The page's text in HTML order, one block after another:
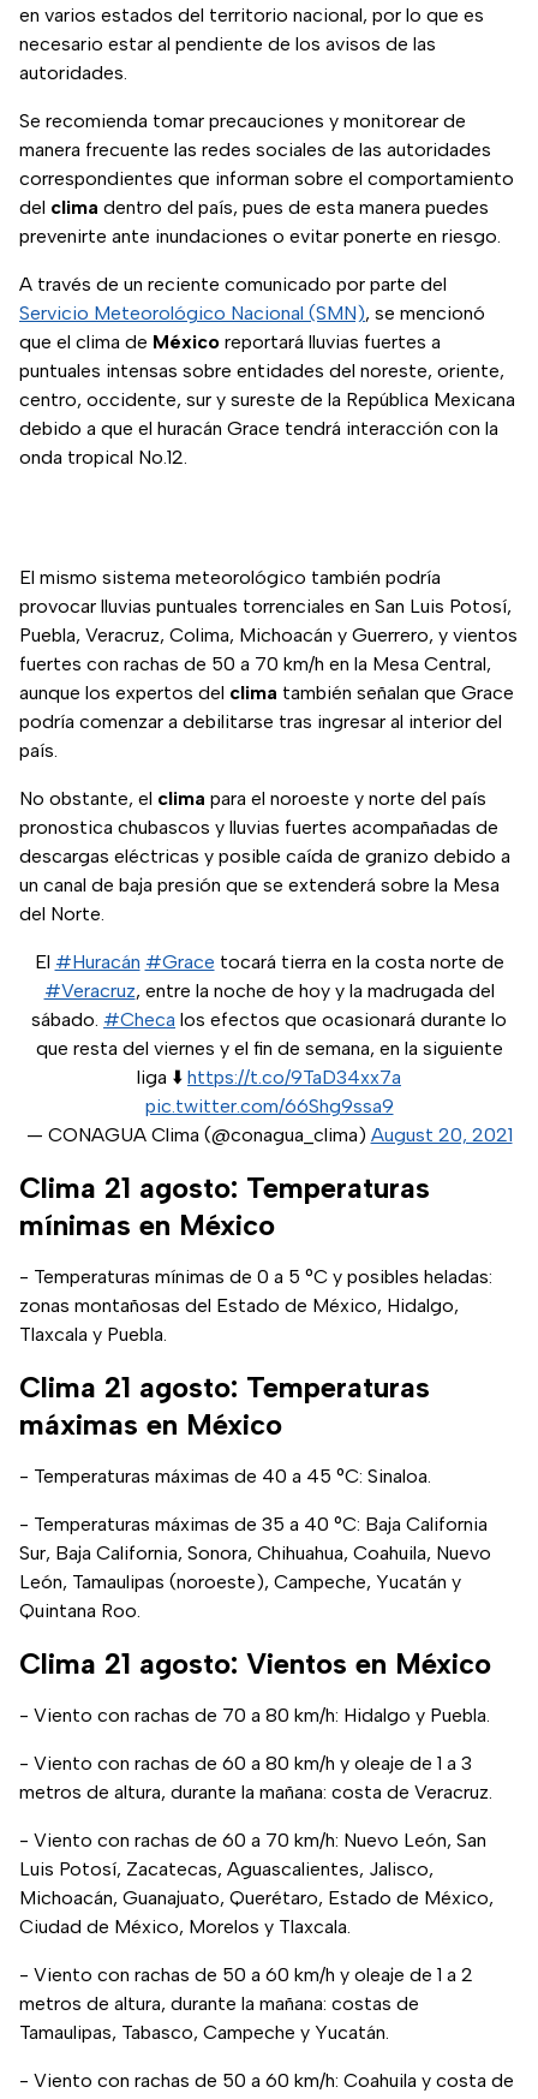
en varios estados del territorio nacional, por lo que es
necesario estar al pendiente de los avisos de las
autoridades.
Se recomienda tomar precauciones y monitorear de
manera frecuente las redes sociales de las autoridades
correspondientes que informan sobre el comportamiento
del clima dentro del país, pues de esta manera puedes
prevenirte ante inundaciones o evitar ponerte en riesgo.
A través de un reciente comunicado por parte del
Servicio Meteorológico Nacional (SMN), se mencionó
que el clima de México reportará lluvias fuertes a
puntuales intensas sobre entidades del noreste, oriente,
centro, occidente, sur y sureste de la República Mexicana
debido a que el huracán Grace tendrá interacción con la
onda tropical No.12.
El mismo sistema meteorológico también podría
provocar lluvias puntuales torrenciales en San Luis Potosí,
Puebla, Veracruz, Colima, Michoacán y Guerrero, y vientos
fuertes con rachas de 50 a 70 km/h en la Mesa Central,
aunque los expertos del clima también señalan que Grace
podría comenzar a debilitarse tras ingresar al interior del
país.
No obstante, el clima para el noroeste y norte del país
pronostica chubascos y lluvias fuertes acompañadas de
descargas eléctricas y posible caída de granizo debido a
un canal de baja presión que se extenderá sobre la Mesa
del Norte.
El #Huracán #Grace tocará tierra en la costa norte de
#Veracruz, entre la noche de hoy y la madrugada del
sábado. #Checa los efectos que ocasionará durante lo
que resta del viernes y el fin de semana, en la siguiente
liga ⬇️ https://t.co/9TaD34xx7a
pic.twitter.com/66Shg9ssa9
— CONAGUA Clima (@conagua_clima) August 20, 2021
Clima 21 agosto: Temperaturas
mínimas en México
- Temperaturas mínimas de 0 a 5 °C y posibles heladas:
zonas montañosas del Estado de México, Hidalgo,
Tlaxcala y Puebla.
Clima 21 agosto: Temperaturas
máximas en México
- Temperaturas máximas de 40 a 45 °C: Sinaloa.
- Temperaturas máximas de 35 a 40 °C: Baja California
Sur, Baja California, Sonora, Chihuahua, Coahuila, Nuevo
León, Tamaulipas (noroeste), Campeche, Yucatán y
Quintana Roo.
Clima 21 agosto: Vientos en México
- Viento con rachas de 70 a 80 km/h: Hidalgo y Puebla.
- Viento con rachas de 60 a 80 km/h y oleaje de 1 a 3
metros de altura, durante la mañana: costa de Veracruz.
- Viento con rachas de 60 a 70 km/h: Nuevo León, San
Luis Potosí, Zacatecas, Aguascalientes, Jalisco,
Michoacán, Guanajuato, Querétaro, Estado de México,
Ciudad de México, Morelos y Tlaxcala.
- Viento con rachas de 50 a 60 km/h y oleaje de 1 a 2
metros de altura, durante la mañana: costas de
Tamaulipas, Tabasco, Campeche y Yucatán.
- Viento con rachas de 50 a 60 km/h: Coahuila y costa de